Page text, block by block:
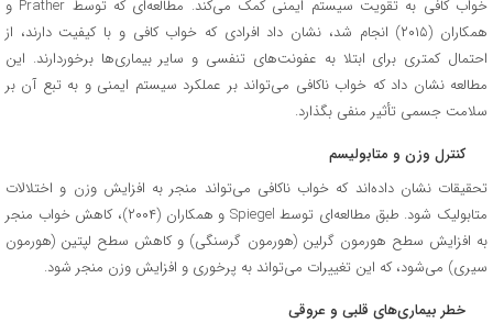
خواب کافی به تقویت سیستم ایمنی کمک می‌کند. مطالعه‌ای که توسط Prather و
همکاران (۲۰۱۵) انجام شد، نشان داد افرادی که خواب کافی و با کیفیت دارند، از
احتمال کمتری برای ابتلا به عفونت‌های تنفسی و سایر بیماری‌ها برخوردارند. این
مطالعه نشان داد که خواب ناکافی می‌تواند بر عملکرد سیستم ایمنی و به تبع آن بر
سلامت جسمی تأثیر منفی بگذارد.
کنترل وزن و متابولیسم
تحقیقات نشان داده‌اند که خواب ناکافی می‌تواند منجر به افزایش وزن و اختلالات
متابولیک شود. طبق مطالعه‌ای توسط Spiegel و همکاران (۲۰۰۴)، کاهش خواب منجر
به افزایش سطح هورمون گرلین (هورمون گرسنگی) و کاهش سطح لپتین (هورمون
سیری) می‌شود، که این تغییرات می‌تواند به پرخوری و افزایش وزن منجر شود.
خطر بیماری‌های قلبی و عروقی